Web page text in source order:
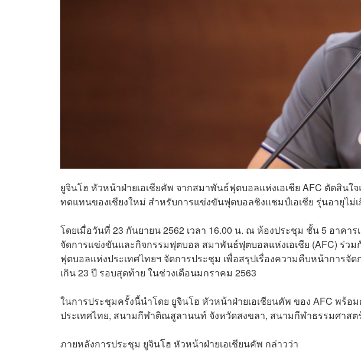
ยูจินโฮ หัวหน้าฝ่ายเอเชียคัพ จากสมาพันธ์ฟุตบอลแห่งเอเชีย AFC ตัดสิน
ทดแทนของเชียงใหม่ สำหรับการแข่งขันฟุตบอลชิงแชมป์เอเชีย รุ่นอายุไม่
โดยเมื่อวันที่ 23 กันยายน 2562 เวลา 16.00 น. ณ ห้องประชุม ชั้น 5 อาคา
จัดการแข่งขันและกิจกรรมฟุตบอล สมาพันธ์ฟุตบอลแห่งเอเชีย (AFC) ร่ว
ฟุตบอลแห่งประเทศไทยฯ จัดการประชุม เพื่อสรุปเรื่องความคืบหน้าการจั
เกิน 23 ปี รอบสุดท้าย ในช่วงเดือนมกราคม 2563
ในการประชุมครั้งนี้นำโดย ยูจินโฮ หัวหน้าฝ่ายเอเชียนคัพ ของ AFC พร้
ประเทศไทย, สนามกีฬาติณสูลานนท์ จังหวัดสงขลา, สนามกีฬาธรรมศาสต
ภายหลังการประชุม ยูจินโฮ หัวหน้าฝ่ายเอเชียนคัพ กล่าวว่า